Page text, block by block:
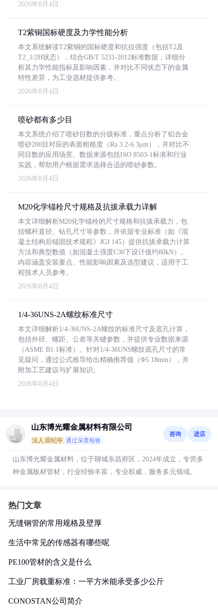
2026年8月4日
T2紫铜国标硬度及力学性能分析
本文系统解读T2紫铜的国标硬度和抗拉强度（包括T2及
T2_1/2H状态），结合GB/T 5231-2012标准数据，详细分
析其力学性能指标及影响因素，并对比不同状态下的金属
特性差异，为工业选材提供参考。
2026年8月4日
喷砂都有多少目
本文系统介绍了喷砂目数的分级标准，重点分析了铝合金
喷砂200目对应的表面粗糙度（Ra 3.2-6.3μm），并对比不
同目数的应用场景。数据来源包括ISO 8503-1标准和行业
实践，帮助用户根据需求选择合适的喷砂参数。
2026年8月4日
M20化学锚栓尺寸规格及抗拔承载力详解
本文详细解析M20化学锚栓的尺寸规格和抗拔承载力，包
括螺杆直径、钻孔尺寸等参数，并依据专业标准（如《混
凝土结构后锚固技术规程》JGJ 145）提供抗拔承载力计算
方法和典型数值（如混凝土强度C30下设计值约80kN）。
内容涵盖安装要点、性能影响因素及选型建议，适用于工
程技术人员参考。
2026年8月4日
1/4-36UNS-2A螺纹标准尺寸
本文详细解析1/4-36UNS-2A螺纹的标准尺寸及底孔计算，
包括外径、螺距、公差等关键参数，并提供专业数据来源
（ASME B1.1标准）。针对1/4-36UNS螺纹底孔尺寸的常
见疑问，通过公式推导给出精确推荐值（Φ5.18mm），并
附加工艺建议与扩展知识。
2026年8月4日
山东博光耀金属材料有限公司
法人:田纪夺 通过深度核验
咨询 进店
山东博光耀金属材料，位于聊城东昌府区，2024年成立，专营多
种金属板材管材，行业经验丰富，专业权威，服务多元领域。
热门文章
无缝钢管的常用规格及壁厚
生活中常见的传感器有哪些呢
PE100管材的含义是什么
工业厂房载重标准：一平方米能承受多少公斤
CONOSTAN公司简介